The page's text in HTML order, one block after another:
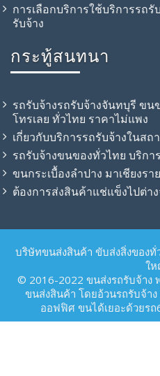
การเลือกบริการใช้บริการรถ
รับจ้าง
กระทู้สนทนา
รถรับจ้างรถรับจ้างจันทบุรี ขน
โทรเลย ทั่วไทย ราคาไม่แพง
เกี่ยวกับบริการรถรับจ้างในสถ
รถรับจ้าง​ขนของทั่วไทย บริกา
ขนกระเบื้องลำปาง มาเชียงราย
ต้องการส่งสินค้าแช่แข็งไปต่า
บริษัทขนส่งสินค้า ขับส่งสิ่งของทั่
ใ
© 2016-2022 ขนส่งรถรับจ้าง
ขนส่งสินค้า โดยอ้วนรถรับจ้า
ออฟฟิศ ขนได้เยอะด้วยร